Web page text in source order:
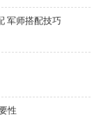
军师搭配技巧
性